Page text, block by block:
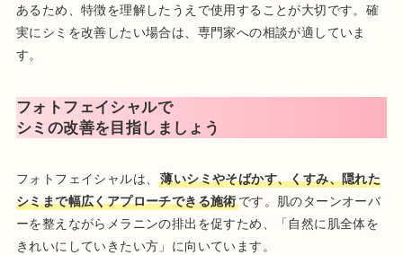
あるため、特徴を理解したうえで使用することが大切です。確
実にシミを改善したい場合は、専門家への相談が適していま
す。
フォトフェイシャルで
シミの改善を目指しましょう
フォトフェイシャルは、薄いシミやそばかす、くすみ、隠れた
シミまで幅広くアプローチできる施術です。肌のターンオーバ
ーを整えながらメラニンの排出を促すため、「自然に肌全体を
きれいにしていきたい方」に向いています。